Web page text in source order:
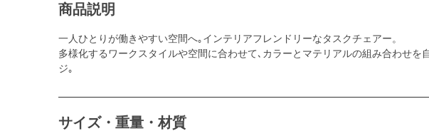
商品説明
一人ひとりが働きやすい空間へ｡インテリアフレンドリーなタスクチェアー。
多様化するワークスタイルや空間に合わせて､カラーとマテリアルの組み合わせを
ジ｡
サイズ・重量・材質